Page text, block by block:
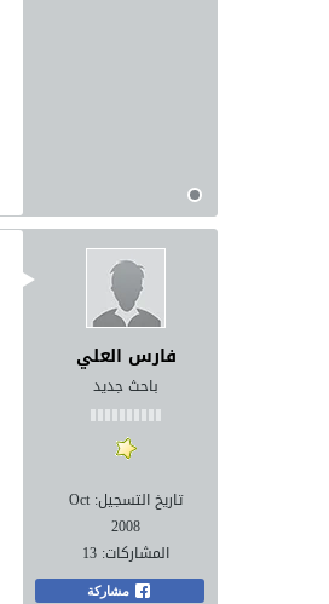
فارس العلي
باحث جديد
تاريخ التسجيل: Oct
2008
المشاركات: 13
مشاركة